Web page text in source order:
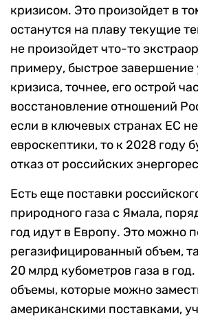
кризисом. Это произойдет в
останутся на плаву текущие
не произойдет что-то
примеру, быстрое завершение
кризиса, точнее, его острой
восстановление отношений
если в ключевых странах ЕС
евроскептики, то к 2028 году
отказ от российских
Есть еще поставки
природного газа с Ямала,
год идут в Европу. Это можно
регазифицированный объем,
20 млрд кубометров газа в
объемы, которые можно
американскими поставками,